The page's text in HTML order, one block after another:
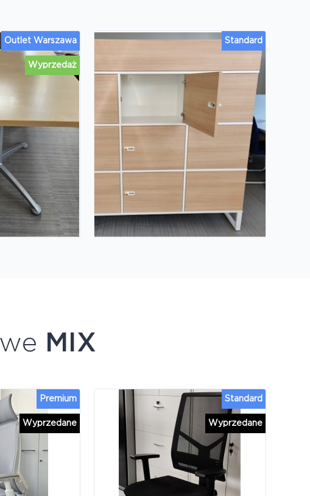
Wyprzedaż
Outlet Warszawa Standard
MIX
Wyprzedane
Premium
Wyprzedane
Standard